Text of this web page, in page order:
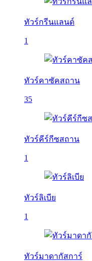
ทัวร์กรีนแลนด์
1
ทัวร์คาซัคสถาน
35
ทัวร์คีร์กีซสถาน
1
ทัวร์ลิเบีย
1
ทัวร์มาดากัสการ์